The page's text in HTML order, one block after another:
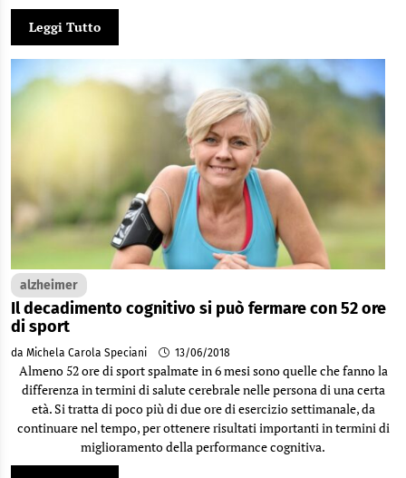
Leggi Tutto
alzheimer
Il decadimento cognitivo si può fermare con 52 ore
di sport
da Michela Carola Speciani 13/06/2018
Almeno 52 ore di sport spalmate in 6 mesi sono quelle che fanno la
differenza in termini di salute cerebrale nelle persona di una certa
età. Si tratta di poco più di due ore di esercizio settimanale, da
continuare nel tempo, per ottenere risultati importanti in termini di
miglioramento della performance cognitiva.